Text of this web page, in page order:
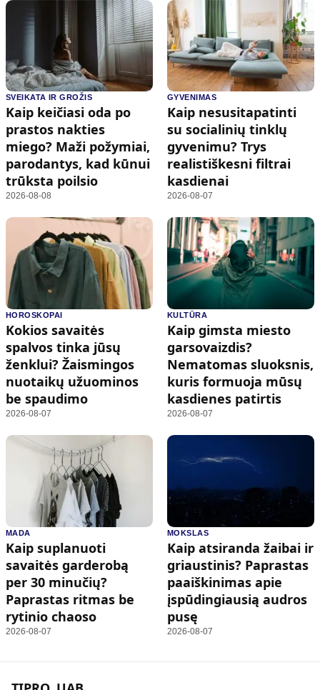
SVEIKATA IR GROŽIS
Kaip keičiasi oda po
prastos nakties
miego? Maži požymiai,
parodantys, kad kūnui
trūksta poilsio
2026-08-08
GYVENIMAS
Kaip nesusitapatinti
su socialinių tinklų
gyvenimu? Trys
realistiškesni filtrai
kasdienai
2026-08-07
HOROSKOPAI
Kokios savaitės
spalvos tinka jūsų
ženklui? Žaismingos
nuotaikų užuominos
be spaudimo
2026-08-07
KULTŪRA
Kaip gimsta miesto
garsovaizdis?
Nematomas sluoksnis,
kuris formuoja mūsų
kasdienes patirtis
2026-08-07
MADA
Kaip suplanuoti
savaitės garderobą
per 30 minučių?
Paprastas ritmas be
rytinio chaoso
2026-08-07
MOKSLAS
Kaip atsiranda žaibai ir
griaustinis? Paprastas
paaiškinimas apie
įspūdingiausią audros
pusę
2026-08-07